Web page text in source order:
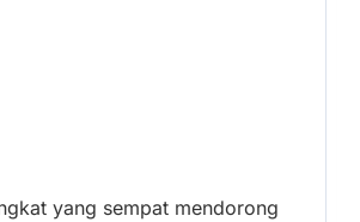
yang sempat mendorong